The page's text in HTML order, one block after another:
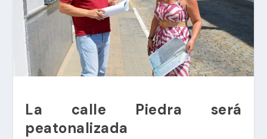
La calle Piedra será
peatonalizada